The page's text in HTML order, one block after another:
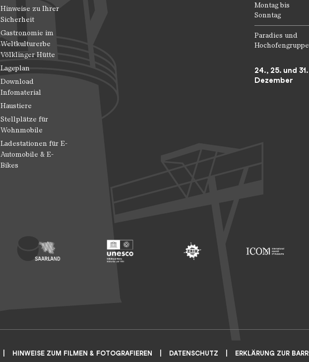
Hinweise zu Ihrer
Sicherheit
Gastronomie im
Weltkulturerbe
Völklinger Hütte
Lageplan
Download
Infomaterial
Haustiere
Stellplätze für
Wohnmobile
Ladestationen für E-
Automobile & E-
Bikes
Montag bis
Sonntag
Paradies und
Hochofengruppe
24., 25. und 31.
Dezember
HINWEISE ZUM FILMEN & FOTOGRAFIEREN DATENSCHUTZ ERKLÄRUNG ZUR